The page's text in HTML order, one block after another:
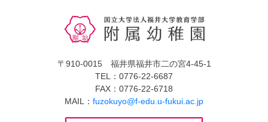
〒910-0015 福井県福井市二の宮4-45-1
TEL：0776-22-6687
FAX：0776-22-6718
MAIL： fuzokuyo@f-edu.u-fukui.ac.jp